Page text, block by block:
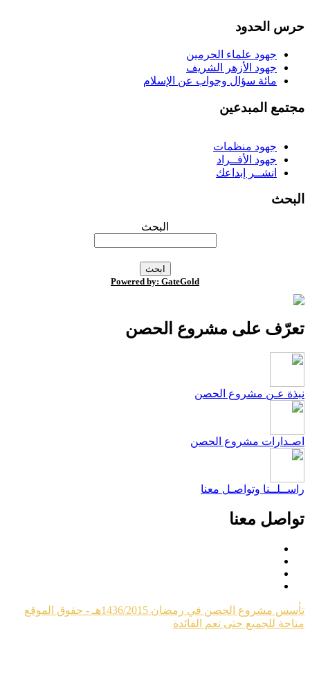
الحدود
جهود علماء الحرمين
جهود الأزهر الشريف
مائة سؤال وجواب عن الإسلام
المبدعين
جهود منظمات
جهود الأفــراد
انشــر إبداعك
البحث
Powered by: GateGold
على مشروع الحصن
عـن مشروع الحصن
مشروع الحصن
وتواصـل معنا
معنا
تأسس مشروع الحصن في رمضان 1436/2015هـ - حقوق الموقع
للجميع حتى تعم الفائدة